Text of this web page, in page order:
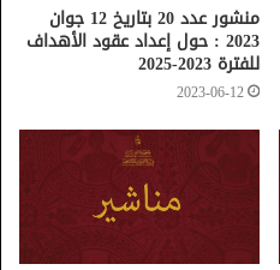
منشور عدد 20 بتاريخ 12 جوان
2023 : حول إعداد عقود الأهداف
للفترة 2023-2025
2023-06-12